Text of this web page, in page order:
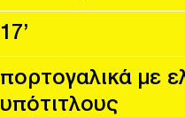
17’
πορτογαλικά με
υπότιτλους